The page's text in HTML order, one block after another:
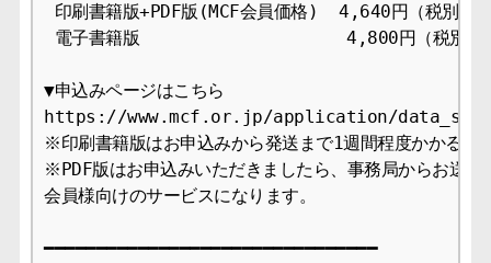
印刷書籍版+PDF版(MCF会員価格)  4,640円（税別）
電子書籍版              　　 　4,800円（税別）
▼申込みページはこちら
https://www.mcf.or.jp/application/data_sale/
※印刷書籍版はお申込みから発送まで1週間程度かかる場
※PDF版はお申込みいただきましたら、事務局からお送り
会員様向けのサービスになります。
━━━━━━━━━━━━━━━━━━━━━━━━━━━━━━━━